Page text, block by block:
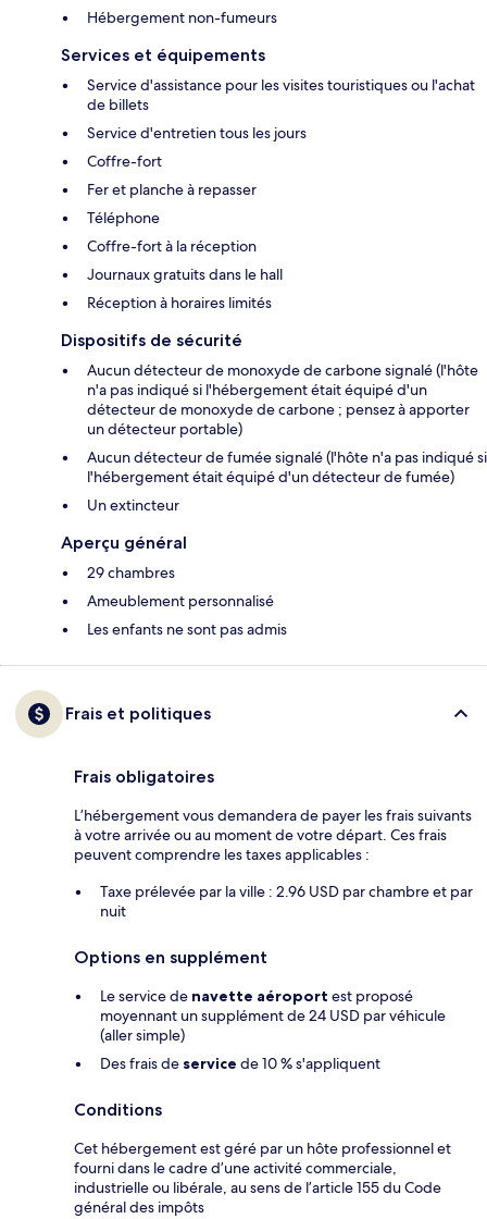
Hébergement non-fumeurs
Services et équipements
Service d'assistance pour les visites touristiques ou l'achat
de billets
Service d'entretien tous les jours
Coffre-fort
Fer et planche à repasser
Téléphone
Coffre-fort à la réception
Journaux gratuits dans le hall
Réception à horaires limités
Dispositifs de sécurité
Aucun détecteur de monoxyde de carbone signalé (l'hôte
n'a pas indiqué si l'hébergement était équipé d'un
détecteur de monoxyde de carbone ; pensez à apporter
un détecteur portable)
Aucun détecteur de fumée signalé (l'hôte n'a pas indiqué si
l'hébergement était équipé d'un détecteur de fumée)
Un extincteur
Aperçu général
29 chambres
Ameublement personnalisé
Les enfants ne sont pas admis
Frais et politiques
Frais obligatoires
L’hébergement vous demandera de payer les frais suivants
à votre arrivée ou au moment de votre départ. Ces frais
peuvent comprendre les taxes applicables :
Taxe prélevée par la ville : 2.96 USD par chambre et par
nuit
Options en supplément
Le service de navette aéroport est proposé
moyennant un supplément de 24 USD par véhicule
(aller simple)
Des frais de service de 10 % s'appliquent
Conditions
Cet hébergement est géré par un hôte professionnel et
fourni dans le cadre d’une activité commerciale,
industrielle ou libérale, au sens de l’article 155 du Code
général des impôts